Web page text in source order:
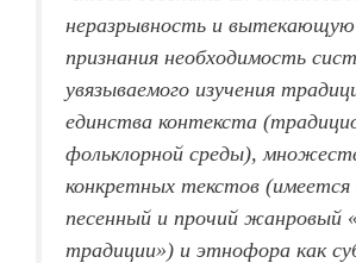
неразрывность и вытекающую
признания необходимость
увязываемого изучения
единства контекста
фольклорной среды),
конкретных текстов (имеется
песенный и прочий жанровый
традиции») и этнофора как